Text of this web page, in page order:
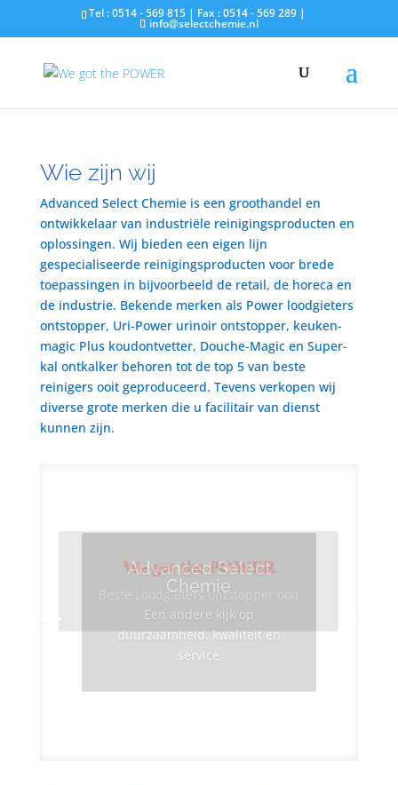
Tel : 0514 - 569 815 | Fax : 0514 - 569 289 |
info@selectchemie.nl
Wie zijn wij
Advanced Select Chemie is een groothandel en
ontwikkelaar van industriële reinigingsproducten en
oplossingen. Wij bieden een eigen lijn
gespecialiseerde reinigingsproducten voor brede
toepassingen in bijvoorbeeld de retail, de horeca en
de industrie. Bekende merken als Power loodgieters
ontstopper, Uri-Power urinoir ontstopper, keuken-
magic Plus koudontvetter, Douche-Magic en Super-
kal ontkalker behoren tot de top 5 van beste
reinigers ooit geproduceerd. Tevens verkopen wij
diverse grote merken die u facilitair van dienst
kunnen zijn.
Advanced Select
Chemie
Een andere kijk op
duurzaamheid, kwaliteit en
service
We got the POWER
Beste Loodgieters ontstopper ooit